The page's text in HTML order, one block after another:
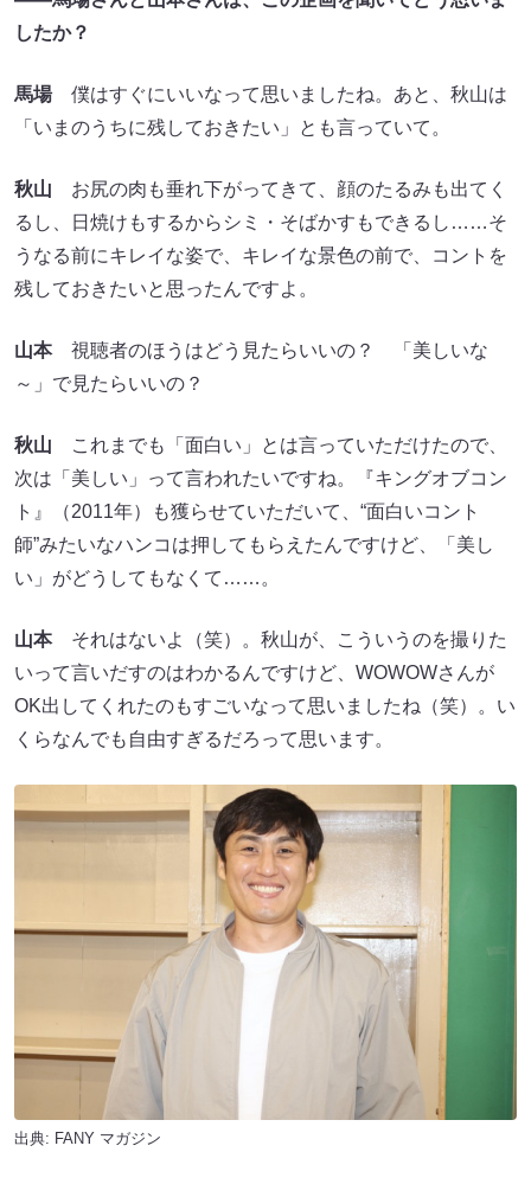
したか？
馬場僕はすぐにいいなって思いましたね。あと、秋山は
「いまのうちに残しておきたい」とも言っていて。
秋山 お尻の肉も垂れ下がってきて、顔のたるみも出てく
るし、日焼けもするからシミ・そばかすもできるし……そ
うなる前にキレイな姿で、キレイな景色の前で、コントを
残しておきたいと思ったんですよ。
山本視聴者のほうはどう見たらいいの？ 「美しいな
～」で見たらいいの？
秋山 これまでも「面白い」とは言っていただけたので、
次は「美しい」って言われたいですね。『キングオブコン
ト』（2011年）も獲らせていただいて、“面白いコント
師”みたいなハンコは押してもらえたんですけど、「美し
い」がどうしてもなくて……。
山本それはないよ（笑）。秋山が、こういうのを撮りた
いって言いだすのはわかるんですけど、WOWOWさんが
OK出してくれたのもすごいなって思いましたね（笑）。い
くらなんでも自由すぎるだろって思います。
出典: FANY マガジン